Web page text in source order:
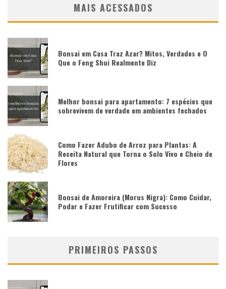
MAIS ACESSADOS
Bonsai em Casa Traz Azar? Mitos, Verdades e O
Que o Feng Shui Realmente Diz
Melhor bonsai para apartamento: 7 espécies que
sobrevivem de verdade em ambientes fechados
Como Fazer Adubo de Arroz para Plantas: A
Receita Natural que Torna o Solo Vivo e Cheio de
Flores
Bonsai de Amoreira (Morus Nigra): Como Cuidar,
Podar e Fazer Frutificar com Sucesso
PRIMEIROS PASSOS